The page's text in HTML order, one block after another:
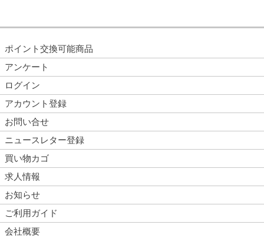
ポイント交換可能商品
アンケート
ログイン
アカウント登録
お問い合せ
ニュースレター登録
買い物カゴ
求人情報
お知らせ
ご利用ガイド
会社概要